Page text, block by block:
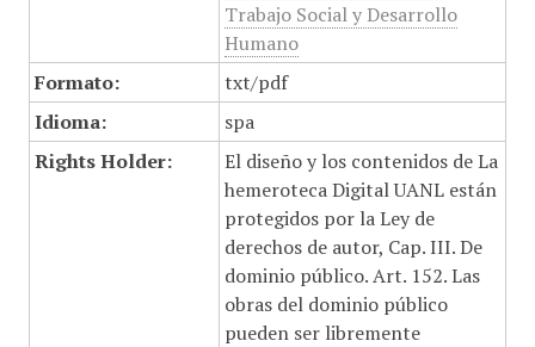
Trabajo Social y Desarrollo
Humano
Formato:
txt/pdf
Idioma:
spa
Rights Holder:
El diseño y los contenidos de La
hemeroteca Digital UANL están
protegidos por la Ley de
derechos de autor, Cap. III. De
dominio público. Art. 152. Las
obras del dominio público
pueden ser libremente